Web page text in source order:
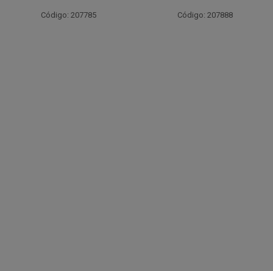
Código: 207785 Código: 207888